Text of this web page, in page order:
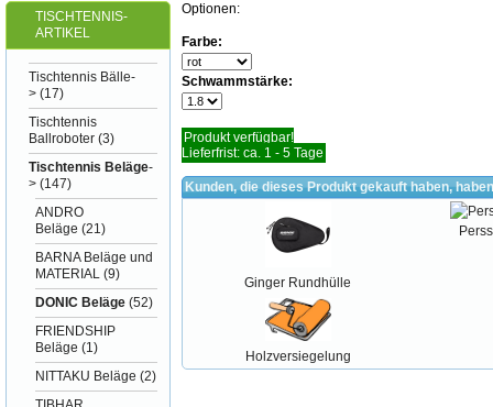
Optionen:
Farbe:
Schwammstärke:
Produkt verfügbar!
Lieferfrist: ca. 1 - 5 Tage
Kunden, die dieses Produkt gekauft haben,
Ginger Rundhülle
Holzversiegelung
TISCHTENNIS-
ARTIKEL
Tischtennis Bälle-
> (17)
Tischtennis
Ballroboter (3)
Tischtennis Beläge-
> (147)
ANDRO
Beläge (21)
BARNA Beläge und
MATERIAL (9)
DONIC Beläge (52)
FRIENDSHIP
Beläge (1)
NITTAKU Beläge (2)